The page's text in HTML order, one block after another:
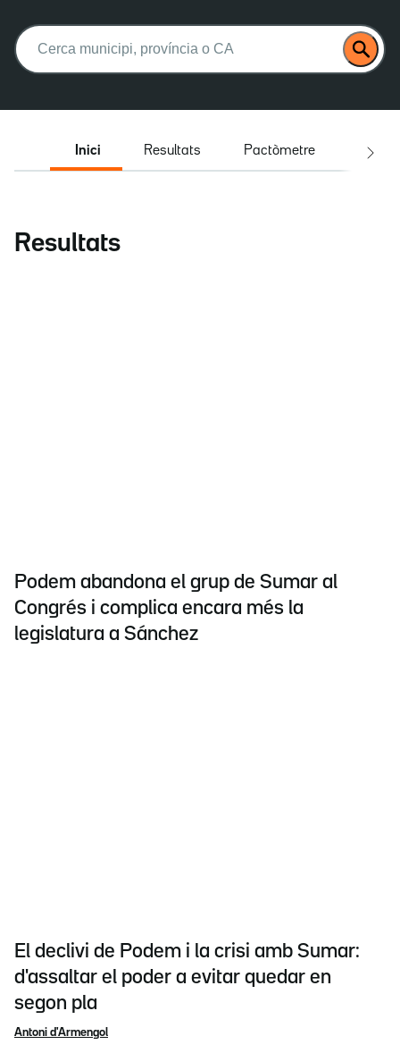
Buscar:
Inici Resultats Pactòmetre
Resultats
Podem abandona el grup de Sumar al
Congrés i complica encara més la
legislatura a Sánchez
El declivi de Podem i la crisi amb Sumar:
d'assaltar el poder a evitar quedar en
segon pla
Antoni d'Armengol